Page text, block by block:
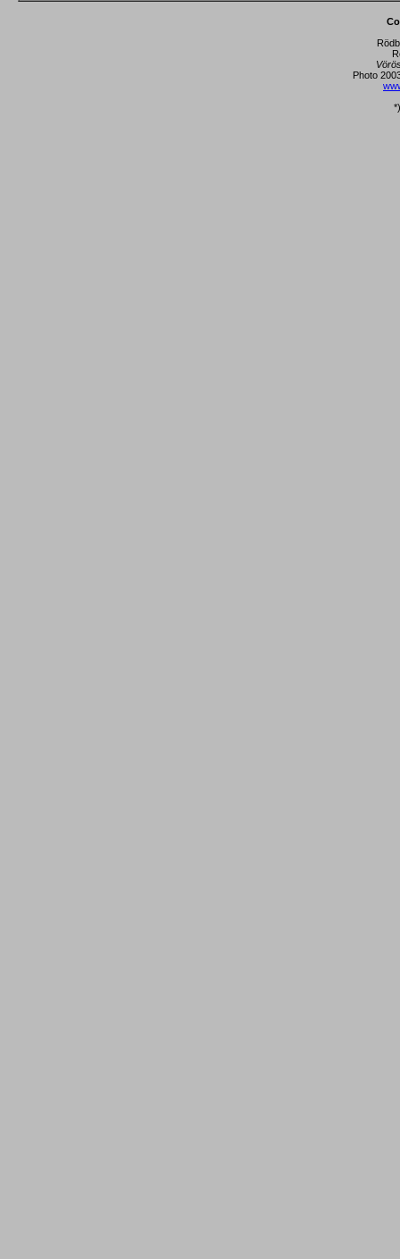
Photo